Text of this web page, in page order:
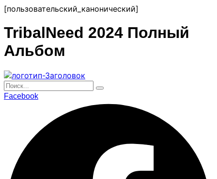
перейти
содержанию
[пользовательский_канонический]
TribalNeed 2024 Полный
Альбом
Facebook